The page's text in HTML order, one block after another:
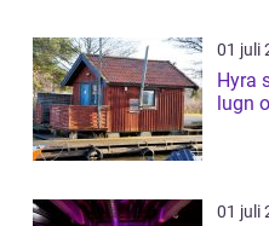
01 juli
Hyra
lugn
01 juli